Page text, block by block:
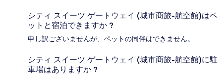
シティ スイーツ ゲートウェイ (城市商旅-航空館)はペ
ットと宿泊できますか ?
申し訳ございませんが、ペットの同伴はできません。
シティ スイーツ ゲートウェイ (城市商旅-航空館)に駐
車場はありますか ?